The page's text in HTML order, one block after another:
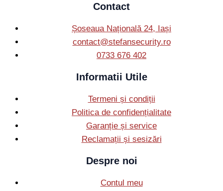
Contact
Șoseaua Națională 24, Iași
contact@stefansecurity.ro
0733 676 402
Informatii Utile
Termeni și condiții
Politica de confidențialitate
Garanție și service
Reclamații și sesizări
Despre noi
Contul meu